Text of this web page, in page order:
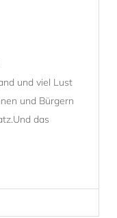
und viel Lust
und Bürgern
das